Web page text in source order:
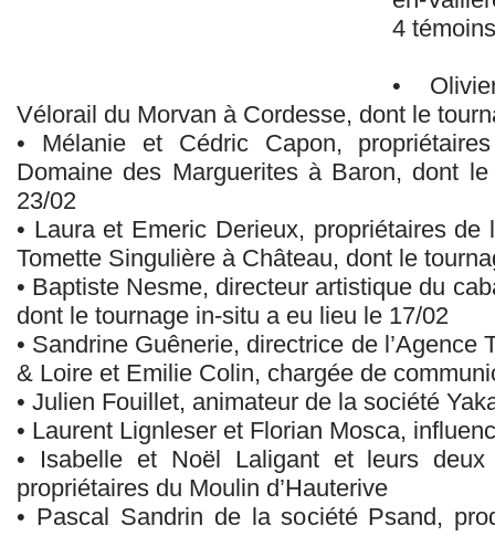
4
•
Vélorail du Morvan à Cordesse, dont le
• Mélanie et Cédric Capon,
Domaine des Marguerites à Baron, dont
23/02
• Laura et Emeric Derieux, propriétaires de
Tomette Singulière à Château, dont le
• Baptiste Nesme, directeur artistique du
dont le tournage in-situ a eu lieu le 17/02
• Sandrine Guênerie, directrice de l’Agence
& Loire et Emilie Colin, chargée de
• Julien Fouillet, animateur de la société
• Laurent Lignleser et Florian Mosca,
• Isabelle et Noël Laligant et leurs
propriétaires du Moulin d’Hauterive
• Pascal Sandrin de la société Psand,